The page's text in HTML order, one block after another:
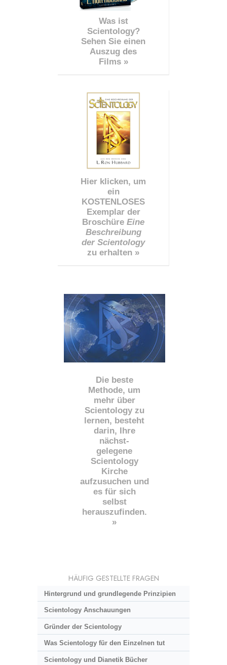
Was ist
Scientology?
Sehen Sie einen
Auszug des
Films »
Hier klicken, um
ein
KOSTENLOSES
Exemplar der
Broschüre Eine
Beschreibung
der Scientology
zu erhalten »
Die beste
Methode, um
mehr über
Scientology zu
lernen, besteht
darin, Ihre
nächst-
gelegene
Scientology
Kirche
aufzusuchen und
es für sich
selbst
herauszufinden.
»
HÄUFIG GESTELLTE FRAGEN
Hintergrund und grundlegende Prinzipien
Scientology Anschauungen
Gründer der Scientology
Was Scientology für den Einzelnen tut
Scientology und Dianetik Bücher